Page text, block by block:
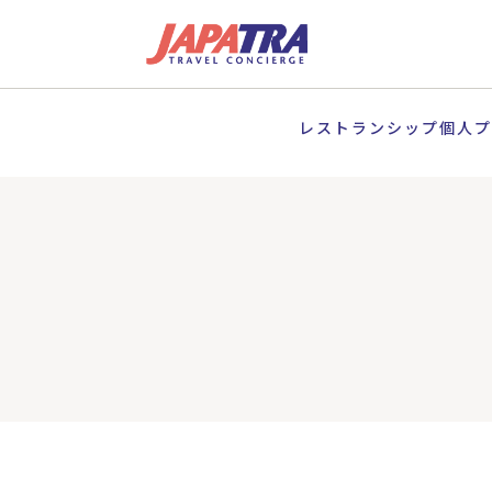
レストランシップ個人